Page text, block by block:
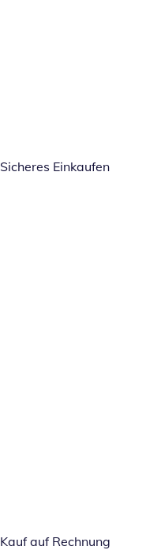
Sicheres Einkaufen
Kauf auf Rechnung